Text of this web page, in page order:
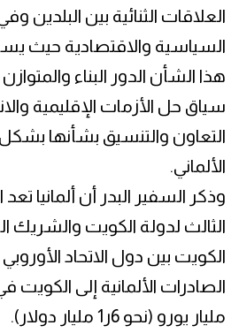
العلاقات الثنائية بين البلدين
السياسية والاقتصادية حيث
هذا الشأن الدور البناء
سياق حل الأزمات الإقليمية
التعاون والتنسيق بشأنها
الألماني.
وذكر السفير البدر أن ألمانيا
الثالث لدولة الكويت والشريك
الكويت بين دول الاتحاد
مليار يورو (نحو 6ر1 مليار دولار).